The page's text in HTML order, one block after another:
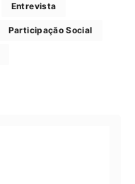
Entrevista
Participação Social